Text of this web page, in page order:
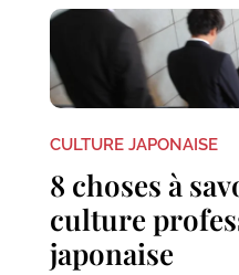
CULTURE JAPONAISE
8 choses à
culture
japonaise